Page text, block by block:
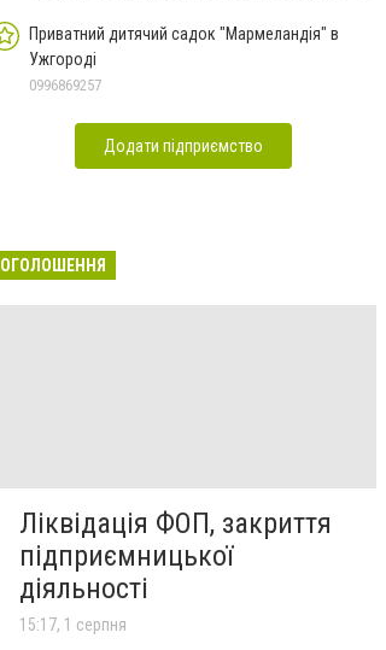
Приватний дитячий садок "Мармеландія" в
Ужгороді
0996869257
Додати підприємство
ОГОЛОШЕННЯ
Ліквідація ФОП, закриття
підприємницької
діяльності
15:17, 1 серпня